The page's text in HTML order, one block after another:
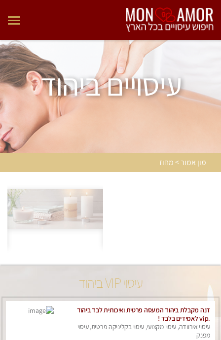
עיסויים ביהוד
מון אמור > מחוז
עיסוי VIP ביהוד
דנה מקבלת ביהוד המעסה פרטית ואיכותית לבד ביהוד
.vip לאמידים בלבד !
עיסוי אירוודה, עיסוי מקצועי, עיסוי בקליניקה פרטית, עיסוי
מפנק